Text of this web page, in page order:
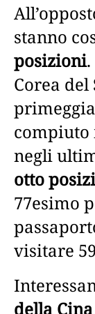
stanno
posizioni
Corea
negli
otto
77esimo
visitare
della Cina